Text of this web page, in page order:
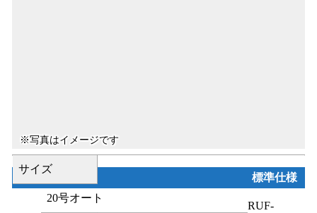
サイズ
20号オート
標準仕様
RUF-